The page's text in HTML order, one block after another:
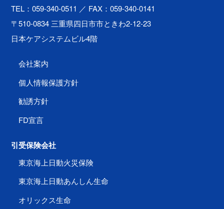
TEL：059-340-0511 ／ FAX：059-340-0141
〒510-0834 三重県四日市市ときわ2-12-23
日本ケアシステムビル4階
会社案内
個人情報保護方針
勧誘方針
FD宣言
引受保険会社
東京海上日動火災保険
東京海上日動あんしん生命
オリックス生命